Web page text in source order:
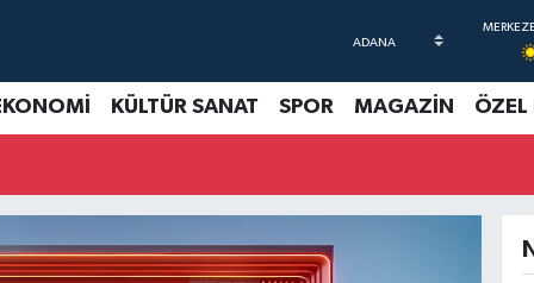
KÜLTÜR SANAT SPOR MAGAZİN ÖZEL